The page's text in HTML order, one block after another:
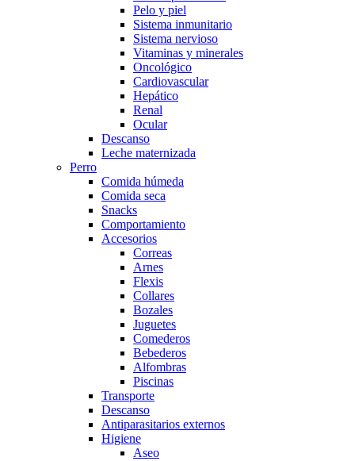
Pelo y piel
Sistema inmunitario
Sistema nervioso
Vitaminas y minerales
Oncológico
Cardiovascular
Hepático
Renal
Ocular
Descanso
Leche maternizada
Perro
Comida húmeda
Comida seca
Snacks
Comportamiento
Accesorios
Correas
Arnes
Flexis
Collares
Bozales
Juguetes
Comederos
Bebederos
Alfombras
Piscinas
Transporte
Descanso
Antiparasitarios externos
Higiene
Aseo